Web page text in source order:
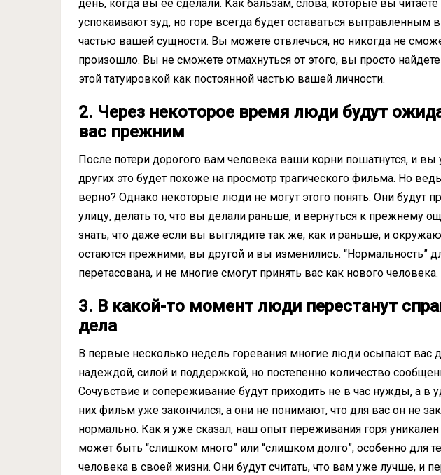
день, когда вы ее сделали. Как бальзам, слова, которые вы
успокаивают зуд, но горе всегда будет оставаться вытравленным
частью вашей сущности. Вы можете отвлечься, но никогда не
произошло. Вы не сможете отмахнуться от этого, вы просто
этой татуировкой как постоянной частью вашей личности.
2. Через некоторое время люди будут
вас прежним
После потери дорогого вам человека ваши корни пошатнутся, и
других это будет похоже на просмотр трагического фильма. Но
верно? Однако некоторые люди не могут этого понять. Они будут
улицу, делать то, что вы делали раньше, и вернуться к прежнему
знать, что даже если вы выглядите так же, как и раньше, и
остаются прежними, вы другой и вы изменились. “Нормальность”
перетасована, и не многие смогут принять вас как нового человека.
3. В какой-то момент люди перестанут
дела
В первые несколько недель горевания многие люди осыпают
надеждой, силой и поддержкой, но постепенно количество
Сочувствие и сопереживание будут приходить не в час нужды, а в
них фильм уже закончился, а они не понимают, что для вас он не
нормально. Как я уже сказал, наш опыт переживания горя
может быть “слишком много” или “слишком долго”, особенно для
человека в своей жизни. Они будут считать, что вам уже лучше, и